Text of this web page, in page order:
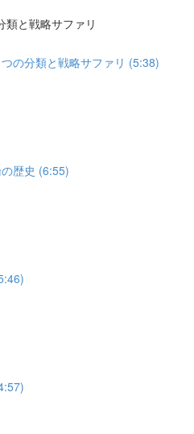
と戦略サファリ
の分類と戦略サファリ (5:38)
歴史 (6:55)